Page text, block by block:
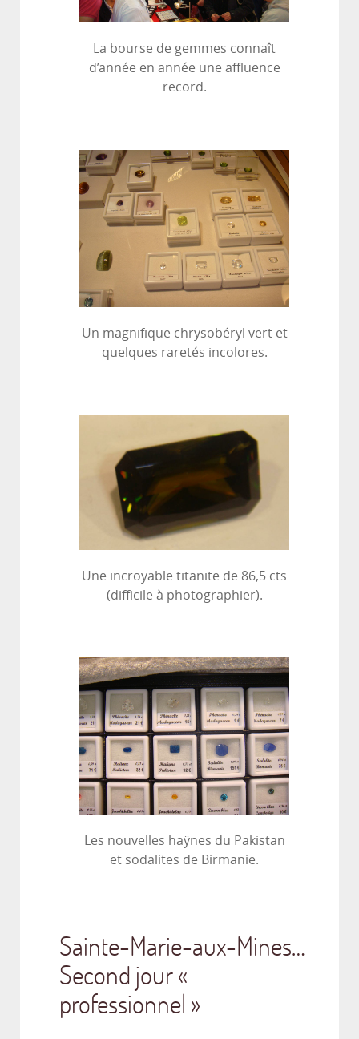
La bourse de gemmes connaît
d’année en année une affluence
record.
Un magnifique chrysobéryl vert et
quelques raretés incolores.
Une incroyable titanite de 86,5 cts
(difficile à photographier).
Les nouvelles haÿnes du Pakistan
et sodalites de Birmanie.
Sainte-Marie-aux-Mines…
Second jour «
professionnel »